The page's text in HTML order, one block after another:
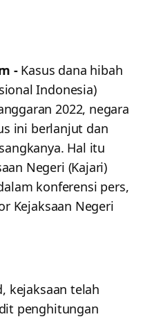
- Kasus dana hibah
Indonesia)
2022, negara
ini berlanjut dan
Hal itu
Negeri (Kajari)
konferensi pers,
Kejaksaan Negeri
kejaksaan telah
penghitungan